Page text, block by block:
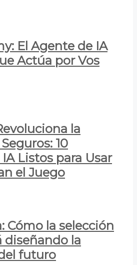
El Agente de IA
Actúa por Vos
la
10
Listos para Usar
el Juego
Cómo la selección
diseñando la
futuro